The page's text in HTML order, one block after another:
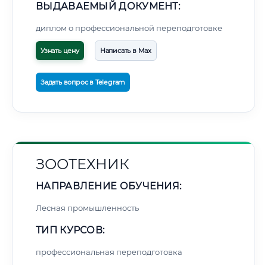
ВЫДАВАЕМЫЙ ДОКУМЕНТ:
диплом о профессиональной переподготовке
Узнать цену Написать в Max
Задать вопрос в Telegram
ЗООТЕХНИК
НАПРАВЛЕНИЕ ОБУЧЕНИЯ:
Лесная промышленность
ТИП КУРСОВ:
профессиональная переподготовка